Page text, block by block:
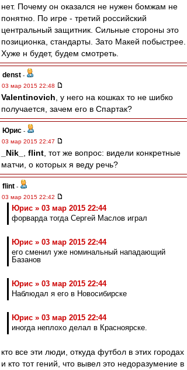
нет. Почему он оказался не нужен бомжам не
понятно. По игре - третий российский
центральный защитник. Сильные стороны это
позиционка, стандарты. Зато Макей побыстрее.
Хуже н будет, будем смотреть.
denst -
03 мар 2015 22:48
Valentinovich , у него на кошках то не шибко
получается, зачем его в Спартак?
Юрис -
03 мар 2015 22:47
_Nik_ flint , тот же вопрос: видели конкретные
матчи, о которых я веду речь?
flint -
03 мар 2015 22:42
Юрис » 03 мар 2015 22:44
форварда тогда Сергей Маслов играл
Юрис » 03 мар 2015 22:44
его сменил уже номинальный нападающий
Базанов
Юрис » 03 мар 2015 22:44
Наблюдал я его в Новосибирске
Юрис » 03 мар 2015 22:44
иногда неплохо делал в Красноярске.
кто все эти люди, откуда футбол в этих городах
и кто тот гений, что вывел это недоразумение в